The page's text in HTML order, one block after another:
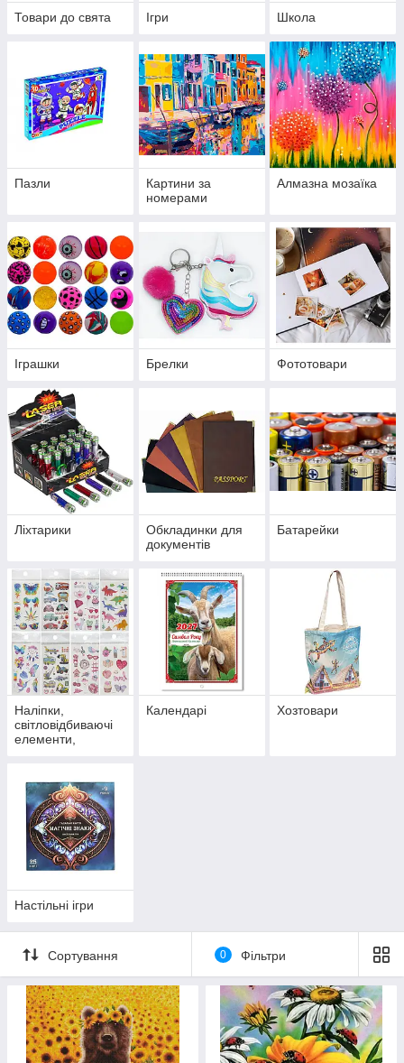
Товари до свята Ігри Школа
Пазли
Картини за
номерами
Алмазна мозаїка
Іграшки Брелки Фототовари
Ліхтарики
Обкладинки для
документів
Батарейки
Наліпки,
світловідбиваючі
елементи,
Календарі Хозтовари
Настільні ігри
Сортування 0 Фільтри